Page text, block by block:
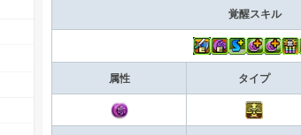
覚醒スキル
属性 タイプ